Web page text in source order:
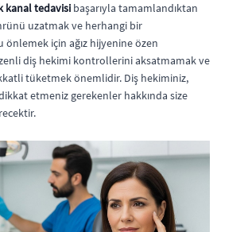
kanal tedavisi başarıyla tamamlandıktan
uzatmak ve herhangi bir
için ağız hijyenine özen
diş hekimi kontrollerini aksatmamak ve
tüketmek önemlidir. Diş hekiminiz,
etmeniz gerekenler hakkında size